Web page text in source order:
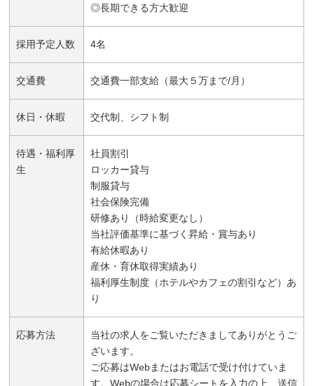
◎長期できる方大歓迎
採用予定人数 4名
交通費 交通費一部支給（最大５万まで/月）
休日・休暇 交代制、シフト制
待遇・福利厚
生
社員割引
ロッカー貸与
制服貸与
社会保険完備
研修あり（時給変更なし）
当社評価基準に基づく昇給・賞与あり
有給休暇あり
産休・育休取得実績あり
福利厚生制度（ホテルやカフェの割引など）あ
り
応募方法
当社の求人をご覧いただきましてありがとうご
ざいます。
ご応募はWebまたはお電話で受け付けていま
す。Webの場合は応募シートを入力の上、送信